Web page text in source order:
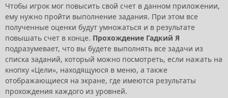
Чтобы игрок мог повысить свой счет в данном приложении,
ему нужно пройти выполнение задания. При этом все
полученные оценки будут умножаться и в результате
повышать счет в конце. Прохождение Гадкий Я
подразумевает, что вы будете выполнять все задачи из
списка заданий, который можно посмотреть, если нажать на
кнопку «Цели», находящуюся в меню, а также
отображающиеся на экране, где имеются результаты
прохождения каждого из уровней.